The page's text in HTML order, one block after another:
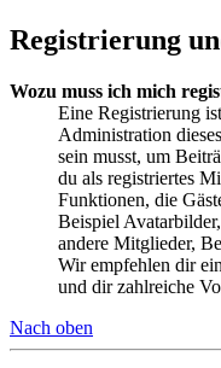
Registrierung
Wozu muss ich mich
Eine Registrierung
Administration
sein musst, um
du als registriertes
Funktionen, die
Beispiel
andere Mitglieder,
Wir empfehlen dir
und dir zahlreiche
Nach oben